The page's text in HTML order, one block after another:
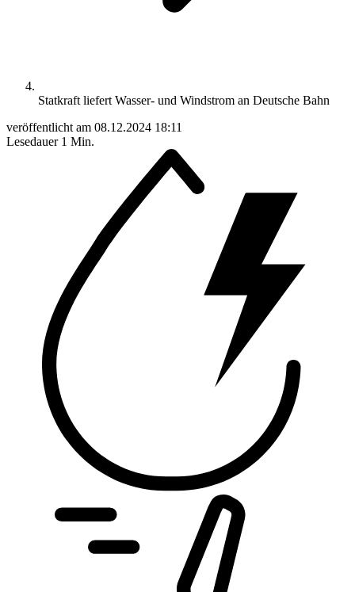
Statkraft liefert Wasser- und Windstrom an Deutsche Bahn
veröffentlicht am 08.12.2024 18:11
Lesedauer 1 Min.